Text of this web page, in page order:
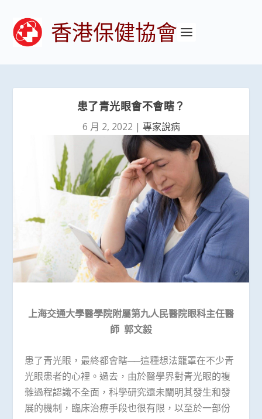
香港保健協會
患了青光眼會不會瞎？
6 月 2, 2022 | 專家說病
上海交通大學醫學院附屬第九人民醫院眼科主任醫
師 郭文毅
患了青光眼，最終都會瞎──這種想法籠罩在不少青
光眼患者的心裡。過去，由於醫學界對青光眼的複
雜過程認識不全面，科學研究還未闡明其發生和發
展的機制，臨床治療手段也很有限，以至於一部份